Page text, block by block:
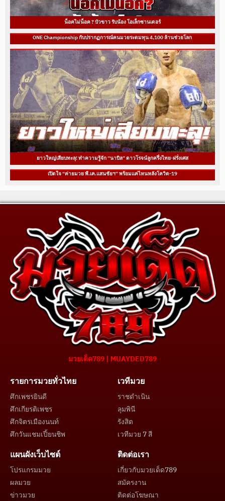
น็อคไม่น็อค ? บัวขาว รับน้อง โอเล็กซานเดอร์
ONE Championship กับปรากฏการณ์คนมวยระดมทุน 4,100 ล้านช่วยโลก
ยาวใหญ่เสียบทะลุ! ทำความรู้จัก “นาบิล” ดาวโรจน์ลูกครึ่งไทย-ฝรั่งเศส
เปิดใจ “ค่ายมวย พี.เค.แสนชัยฯ” พร้อมแค่ไหนหลังโควิด-19
มวยเด็ด789 | MUAYDED789
รายการมวยทั่วไทย
ศึกเพชรยินดี
ศึกเกียรติเพชร
ศึกจิตรเมืองนนท์
ศึกวันแชมเปี้ยนชิพ
เวทีมวย
ราชดำเนิน
ลุมพินี
รังสิต
เวทีมวย 7 สี
แผนผังเว็บไซต์
โปรแกรมมวย
ผลมวย
ข่าวมวย
ติดต่อเรา
เกี่ยวกับมวยเด็ด789
สมัครงาน
ติดต่อโฆษณา